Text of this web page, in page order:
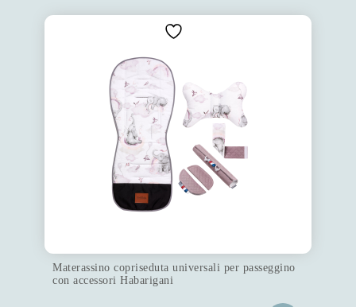
Materassino copriseduta universali per passeggino
con accessori Habarigani